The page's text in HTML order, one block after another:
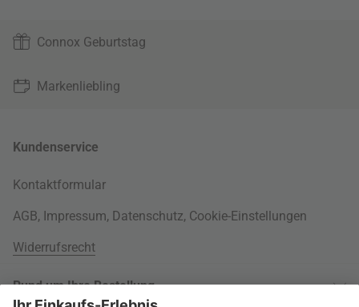
Connox Geburtstag
Markenliebling
Kundenservice
Kontaktformular
AGB, Impressum, Datenschutz, Cookie-Einstellungen
Widerrufsrecht
Rund um Ihre Bestellung